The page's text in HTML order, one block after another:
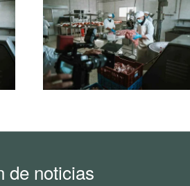
Ampliar
de noticias